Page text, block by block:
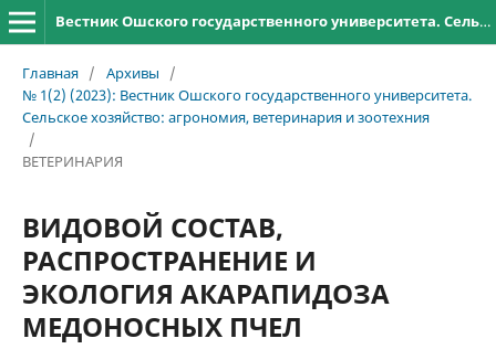
Вестник Ошского государственного университета. Сельское хозяйство: агрономия, ветеринария и зоотехния
Главная / Архивы
/
№ 1(2) (2023): Вестник Ошского государственного университета.
Сельское хозяйство: агрономия, ветеринария и зоотехния
/
ВЕТЕРИНАРИЯ
ВИДОВОЙ СОСТАВ,
РАСПРОСТРАНЕНИЕ И
ЭКОЛОГИЯ АКАРАПИДОЗА
МЕДОНОСНЫХ ПЧЕЛ